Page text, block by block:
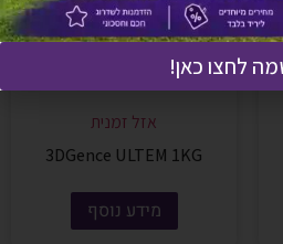
אזל זמנית
3DGence ULTEM 1KG
מידע נוסף
לחצו כאן!